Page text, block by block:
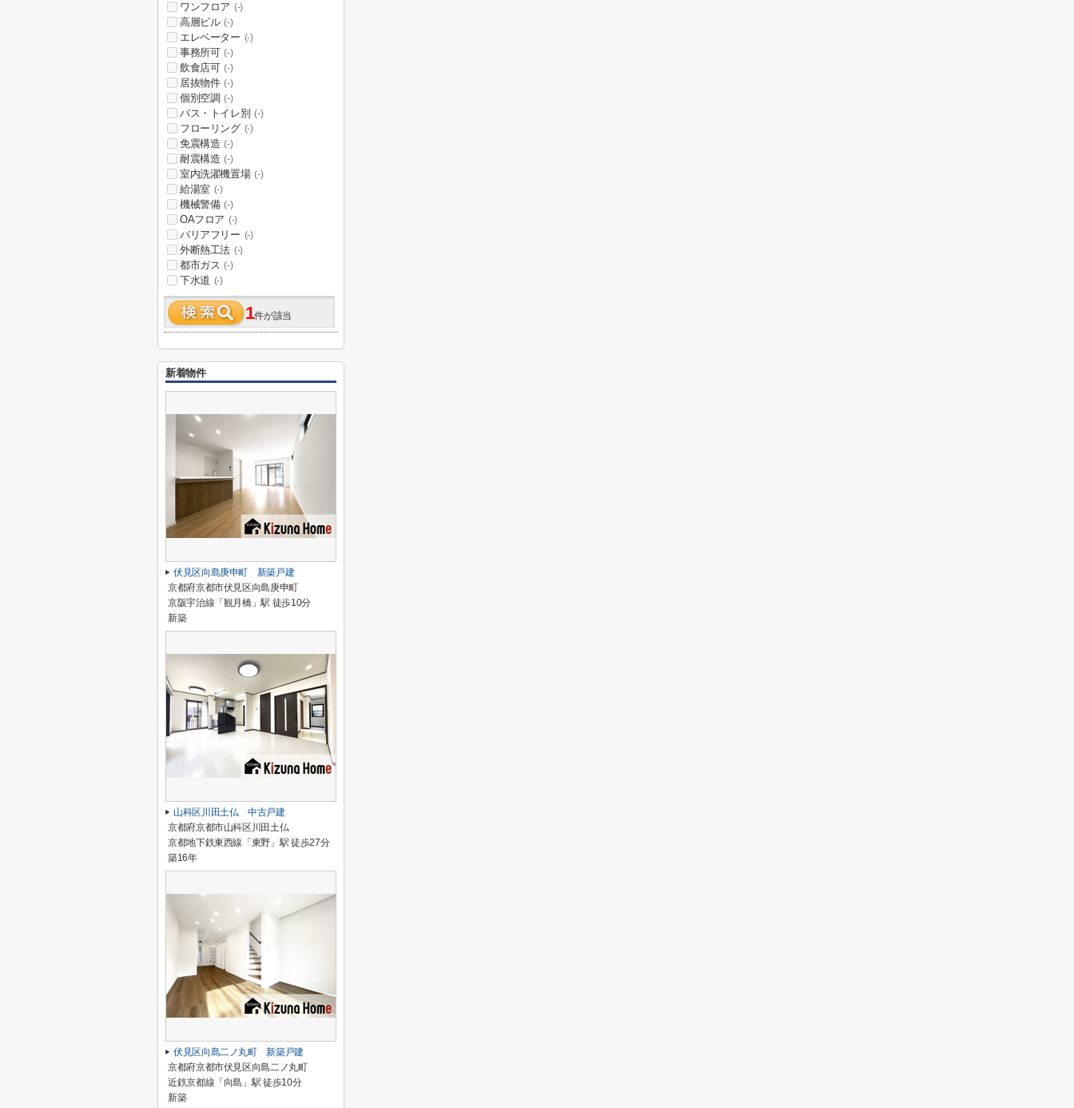
ワンフロア (-)
高層ビル (-)
エレベーター (-)
事務所可 (-)
飲食店可 (-)
居抜物件 (-)
個別空調 (-)
バス・トイレ別 (-)
フローリング (-)
免震構造 (-)
耐震構造 (-)
室内洗濯機置場 (-)
給湯室 (-)
機械警備 (-)
OAフロア (-)
バリアフリー (-)
外断熱工法 (-)
都市ガス (-)
下水道 (-)
1件が該当
新着物件
伏見区向島庚申町 新築戸建
京都府京都市伏見区向島庚申町
京阪宇治線「観月橋」駅 徒歩10分
新築
山科区川田土仏 中古戸建
京都府京都市山科区川田土仏
京都地下鉄東西線「東野」駅 徒歩27分
築16年
伏見区向島二ノ丸町 新築戸建
京都府京都市伏見区向島二ノ丸町
近鉄京都線「向島」駅 徒歩10分
新築